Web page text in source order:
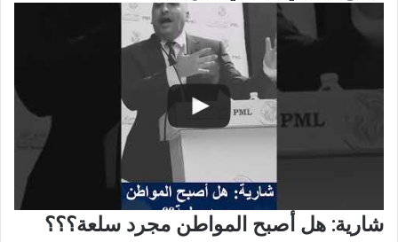
شارية: هل أصبح المواطن مجرد سلعة؟؟؟